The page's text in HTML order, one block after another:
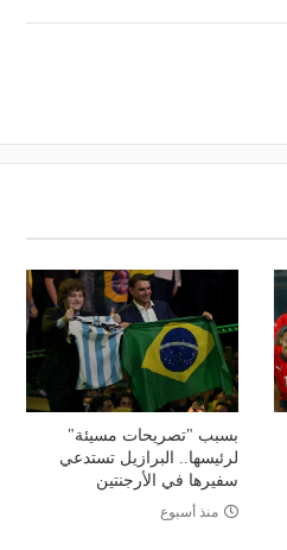
بسبب "تصريحات مسيئة"
لرئيسها.. البرازيل تستدعي
سفيرها في الأرجنتين
منذ أسبوع
منذ يوم
المناسب.. الدوري السعودي ليس مكانًا
لقضاء إجازة التقاعد